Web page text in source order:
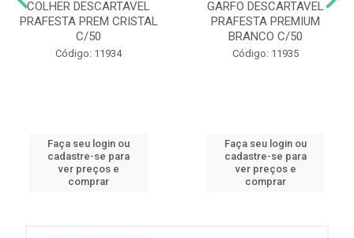
COLHER DESCARTAVEL
PRAFESTA PREM CRISTAL
C/50
Código: 11934
Faça seu login ou
cadastre-se para
ver preços e
comprar
GARFO DESCARTAVEL
PRAFESTA PREMIUM
BRANCO C/50
Código: 11935
Faça seu login ou
cadastre-se para
ver preços e
comprar